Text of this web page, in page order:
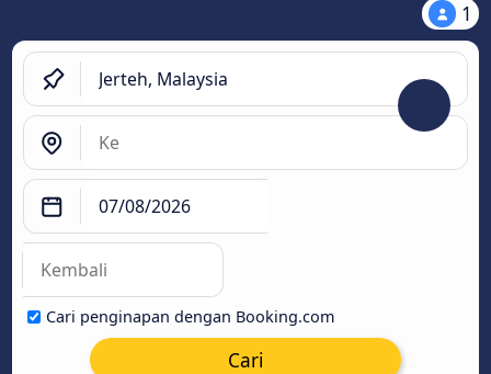
1
Cari penginapan dengan Booking.com
Cari